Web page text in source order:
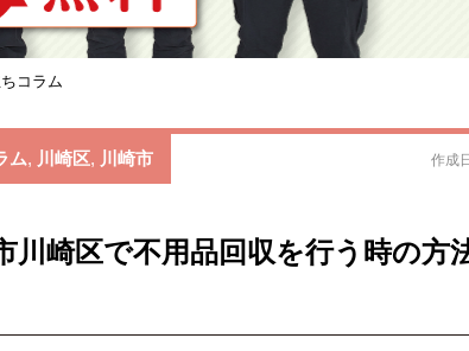
コラム
ム, 川崎区, 川崎市 作成
川崎区で不用品回収を行う時の方